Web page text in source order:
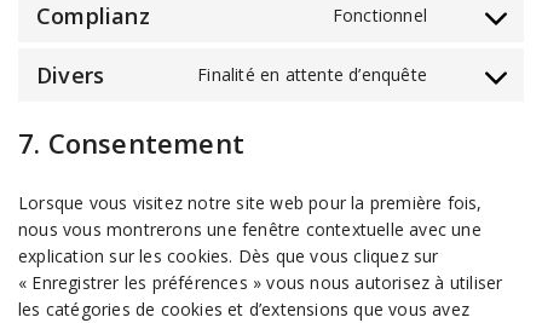
Complianz Fonctionnel
Divers Finalité en attente d’enquête
7. Consentement
Lorsque vous visitez notre site web pour la première fois,
nous vous montrerons une fenêtre contextuelle avec une
explication sur les cookies. Dès que vous cliquez sur
« Enregistrer les préférences » vous nous autorisez à utiliser
les catégories de cookies et d’extensions que vous avez